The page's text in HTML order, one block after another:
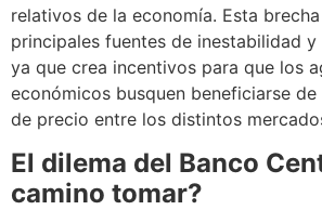
relativos de la economía. Esta
principales fuentes de inestabilidad y
ya que crea incentivos para que los
económicos busquen beneficiarse
de precio entre los distintos
El dilema del Banco
camino tomar?